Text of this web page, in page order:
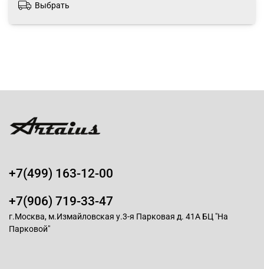
Выбрать
+7(499) 163-12-00
+7(906) 719-33-47
г.Москва, м.Измайловская у.3-я Парковая д. 41А БЦ "На
Парковой"